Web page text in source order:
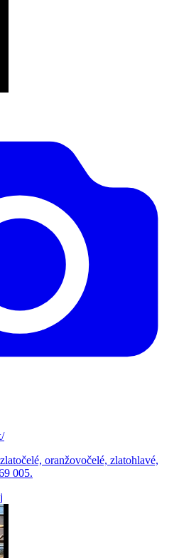
oranžovočelé, zlatohlavé,
005.